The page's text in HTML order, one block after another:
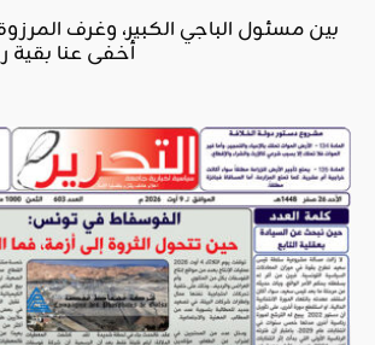
بين مسئول الباجي الكبير، وغرف
أخفى عنا بقية